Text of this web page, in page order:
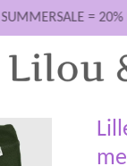
SUMMERSALE =